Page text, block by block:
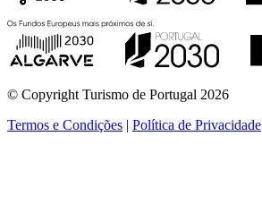
© Copyright Turismo de Portugal 2026
Termos e Condições | Política de Privacidade